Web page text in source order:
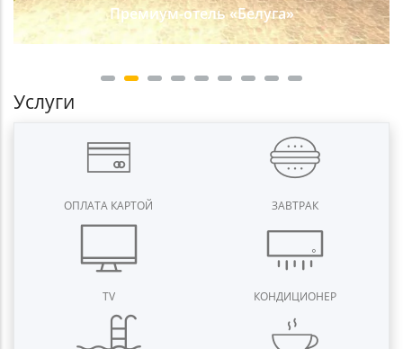
Услуги
ОПЛАТА КАРТОЙ ЗАВТРАК
TV КОНДИЦИОНЕР
Премиум-отель «Белуга»